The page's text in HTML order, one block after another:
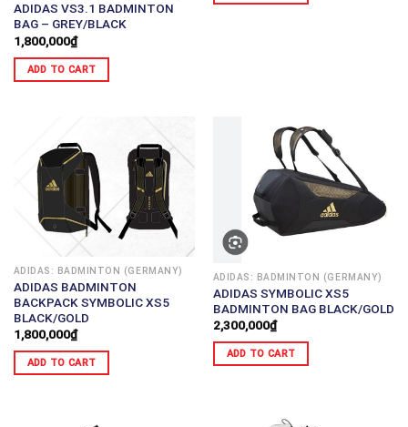
ADIDAS VS3.1 BADMINTON
BAG – GREY/BLACK
1,800,000₫
ADD TO CART
ADIDAS: BADMINTON (GERMANY)
ADIDAS BADMINTON
BACKPACK SYMBOLIC XS5
BLACK/GOLD
1,800,000₫
ADD TO CART
ADIDAS: BADMINTON (GERMANY)
ADIDAS SYMBOLIC XS5
BADMINTON BAG BLACK/GOLD
2,300,000₫
ADD TO CART